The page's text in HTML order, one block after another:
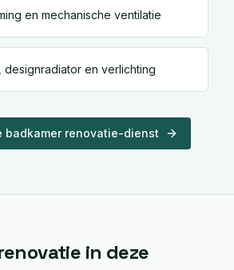
en mechanische ventilatie
designradiator en verlichting
badkamer renovatie-dienst
in deze